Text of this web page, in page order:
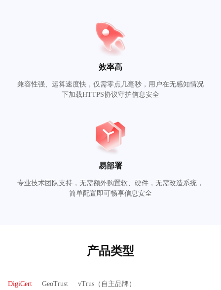
效率高
兼容性强、运算速度快，仅需零点几毫秒，用户在无感知情况
下加载HTTPS协议守护信息安全
易部署
专业技术团队支持，无需额外购置软、硬件，无需改造系统，
简单配置即可畅享信息安全
产品类型
DigiCert GeoTrust vTrus（自主品牌）